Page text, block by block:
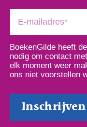
BoekenGilde heeft
nodig om contact
elk moment weer
ons niet voorstellen